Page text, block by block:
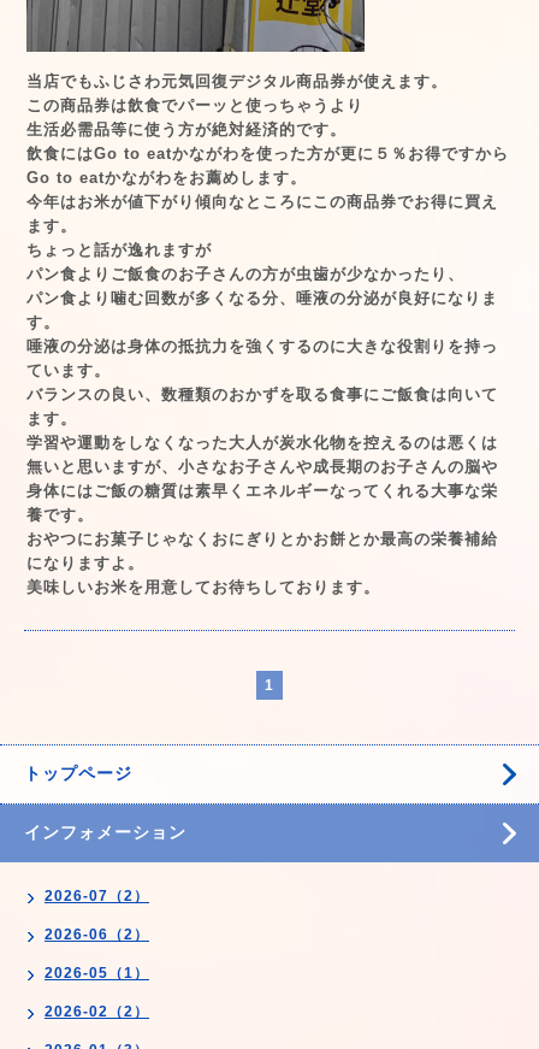
当店でもふじさわ元気回復デジタル商品券が使えます。
この商品券は飲食でパーッと使っちゃうより
生活必需品等に使う方が絶対経済的です。
飲食にはGo to eatかながわを使った方が更に５％お得ですから
Go to eatかながわをお薦めします。
今年はお米が値下がり傾向なところにこの商品券でお得に買え
ます。
ちょっと話が逸れますが
パン食よりご飯食のお子さんの方が虫歯が少なかったり、
パン食より噛む回数が多くなる分、唾液の分泌が良好になりま
す。
唾液の分泌は身体の抵抗力を強くするのに大きな役割りを持っ
ています。
バランスの良い、数種類のおかずを取る食事にご飯食は向いて
ます。
学習や運動をしなくなった大人が炭水化物を控えるのは悪くは
無いと思いますが、小さなお子さんや成長期のお子さんの脳や
身体にはご飯の糖質は素早くエネルギーなってくれる大事な栄
養です。
おやつにお菓子じゃなくおにぎりとかお餅とか最高の栄養補給
になりますよ。
美味しいお米を用意してお待ちしております。
1
トップページ
インフォメーション
2026-07（2）
2026-06（2）
2026-05（1）
2026-02（2）